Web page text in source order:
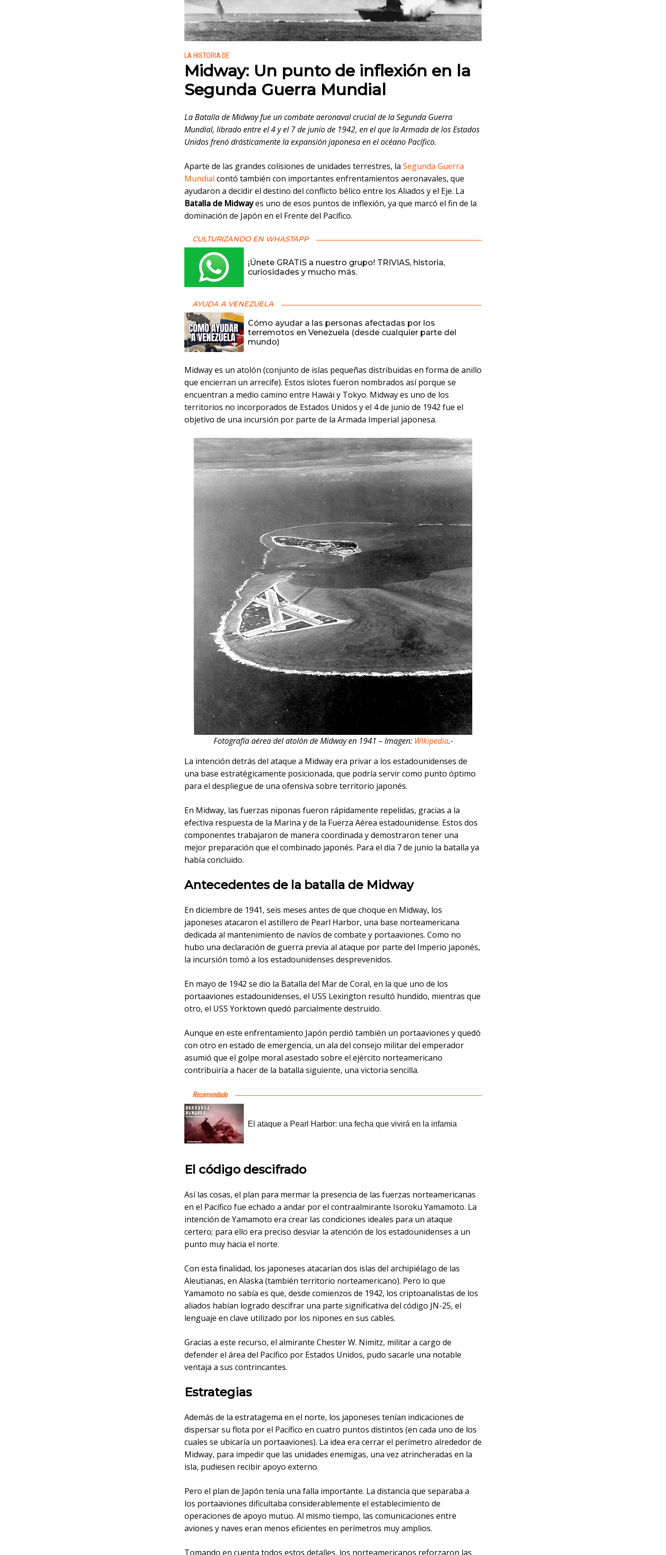
Publicado en:
LA HISTORIA DE
Midway: Un punto de inflexión en la
Segunda Guerra Mundial
La Batalla de Midway fue un combate aeronaval crucial de la Segunda Guerra
Mundial, librado entre el 4 y el 7 de junio de 1942, en el que la Armada de los Estados
Unidos frenó drásticamente la expansión japonesa en el océano Pacífico.
Aparte de las grandes colisiones de unidades terrestres, la Segunda Guerra
Mundial contó también con importantes enfrentamientos aeronavales, que
ayudaron a decidir el destino del conflicto bélico entre los Aliados y el Eje. La
Batalla de Midwayes uno de esos puntos de inflexión, ya que marcó el fin de la
dominación de Japón en el Frente del Pacífico.
CULTURIZANDO EN WHASTAPP
¡Únete GRATIS a nuestro grupo! TRIVIAS, historia,
curiosidades y mucho más.
AYUDA A VENEZUELA
Cómo ayudar a las personas afectadas por los
terremotos en Venezuela (desde cualquier parte del
mundo)
Midway es un atolón (conjunto de islas pequeñas distribuidas en forma de anillo
que encierran un arrecife). Estos islotes fueron nombrados así porque se
encuentran a medio camino entre Hawái y Tokyo. Midway es uno de los
territorios no incorporados de Estados Unidos y el 4 de junio de 1942 fue el
objetivo de una incursión por parte de la Armada Imperial japonesa.
Fotografía aérea del atolón de Midway en 1941 – Imagen: Wikipedia.-
La intención detrás del ataque a Midway era privar a los estadounidenses de
una base estratégicamente posicionada, que podría servir como punto óptimo
para el despliegue de una ofensiva sobre territorio japonés.
En Midway, las fuerzas niponas fueron rápidamente repelidas, gracias a la
efectiva respuesta de la Marina y de la Fuerza Aérea estadounidense. Estos dos
componentes trabajaron de manera coordinada y demostraron tener una
mejor preparación que el combinado japonés. Para el día 7 de junio la batalla ya
había concluido.
Antecedentes de la batalla de Midway
En diciembre de 1941, seis meses antes de que choque en Midway, los
japoneses atacaron el astillero de Pearl Harbor, una base norteamericana
dedicada al mantenimiento de navíos de combate y portaaviones. Como no
hubo una declaración de guerra previa al ataque por parte del Imperio japonés,
la incursión tomó a los estadounidenses desprevenidos.
En mayo de 1942 se dio la Batalla del Mar de Coral, en la que uno de los
portaaviones estadounidenses, el USS Lexington resultó hundido, mientras que
otro, el USS Yorktown quedó parcialmente destruido.
Aunque en este enfrentamiento Japón perdió también un portaaviones y quedó
con otro en estado de emergencia, un ala del consejo militar del emperador
asumió que el golpe moral asestado sobre el ejército norteamericano
contribuiría a hacer de la batalla siguiente, una victoria sencilla.
El código descifrado
Así las cosas, el plan para mermar la presencia de las fuerzas norteamericanas
en el Pacífico fue echado a andar por el contraalmirante Isoroku Yamamoto. La
intención de Yamamoto era crear las condiciones ideales para un ataque
certero; para ello era preciso desviar la atención de los estadounidenses a un
punto muy hacia el norte.
Con esta finalidad, los japoneses atacarían dos islas del archipiélago de las
Aleutianas, en Alaska (también territorio norteamericano). Pero lo que
Yamamoto no sabía es que, desde comienzos de 1942, los criptoanalistas de los
aliados habían logrado descifrar una parte significativa del código JN-25, el
lenguaje en clave utilizado por los nipones en sus cables.
Gracias a este recurso, el almirante Chester W. Nimitz, militar a cargo de
defender el área del Pacífico por Estados Unidos, pudo sacarle una notable
ventaja a sus contrincantes.
Estrategias
Además de la estratagema en el norte, los japoneses tenían indicaciones de
dispersar su flota por el Pacífico en cuatro puntos distintos (en cada uno de los
cuales se ubicaría un portaaviones). La idea era cerrar el perímetro alrededor de
Midway, para impedir que las unidades enemigas, una vez atrincheradas en la
isla, pudiesen recibir apoyo externo.
Pero el plan de Japón tenía una falla importante. La distancia que separaba a
los portaaviones dificultaba considerablemente el establecimiento de
operaciones de apoyo mutuo. Al mismo tiempo, las comunicaciones entre
aviones y naves eran menos eficientes en perímetros muy amplios.
Tomando en cuenta todos estos detalles, los norteamericanos reforzaron las